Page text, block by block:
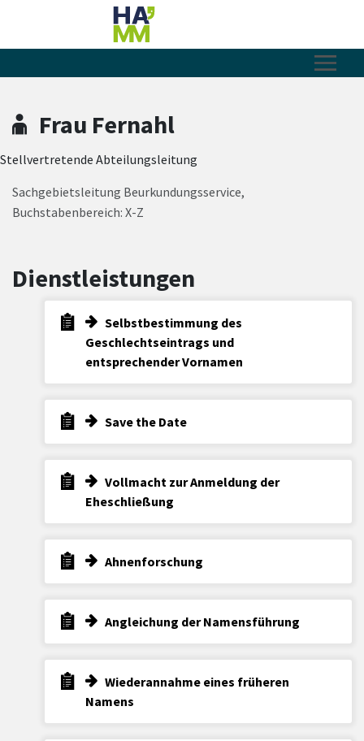
Zum Header
Zum Hauptinhalt
Zum Footer
Zum Hauptinhalt springen
Frau Fernahl
Stellvertretende Abteilungsleitung
Sachgebietsleitung Beurkundungsservice,
Buchstabenbereich: X-Z
Dienstleistungen
Selbstbestimmung des
Geschlechtseintrags und
entsprechender Vornamen
Save the Date
Vollmacht zur Anmeldung der
Eheschließung
Ahnenforschung
Angleichung der Namensführung
Wiederannahme eines früheren
Namens